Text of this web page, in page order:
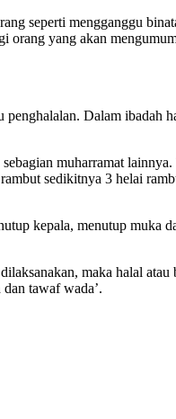
seperti mengganggu
orang yang akan
Dalam ibadah
muharramat
sedikitnya 3 helai
kepala, menutup muka
maka halal
tawaf wada’.